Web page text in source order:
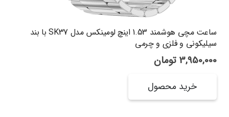
ساعت مچی هوشمند 1.53 اینچ لومینکس مدل SK37 با بند
سیلیکونی و فلزی و چرمی
3,950,000 تومان
خرید محصول